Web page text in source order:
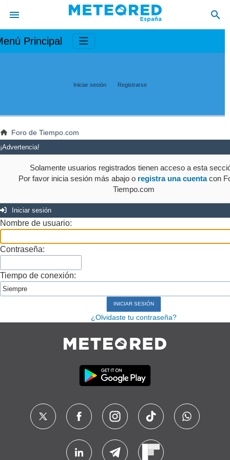
Principal
Iniciar sesión Registrarse
Foro de Tiempo.com
¡Advertencia!
Solamente usuarios registrados tienen acceso a esta
Por favor inicia sesión más abajo o registra una cuentacon
Tiempo.com
Iniciar sesión
Nombre de usuario:
Contraseña:
Tiempo de conexión:
¿Olvidaste tu contraseña?